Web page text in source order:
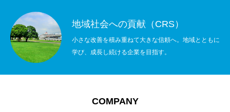
地域社会への貢献（CRS）
小さな改善を積み重ねて大きな信頼へ。地域とともに
学び、成長し続ける企業を目指す。
COMPANY